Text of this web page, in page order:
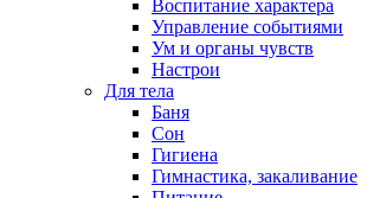
Воспитание характера
Управление событиями
Ум и органы чувств
Настрои
Для тела
Баня
Сон
Гигиена
Гимнастика, закаливание